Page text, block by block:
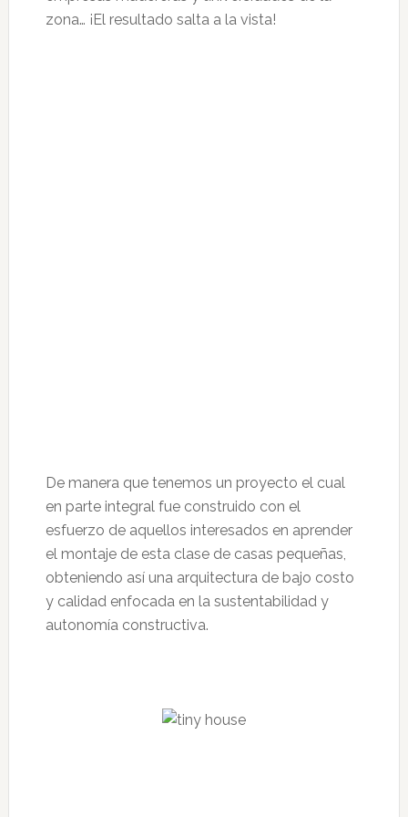
zona… ¡El resultado salta a la vista!
De manera que tenemos un proyecto el cual
en parte integral fue construido con el
esfuerzo de aquellos interesados en aprender
el montaje de esta clase de casas pequeñas,
obteniendo así una arquitectura de bajo costo
y calidad enfocada en la sustentabilidad y
autonomía constructiva.